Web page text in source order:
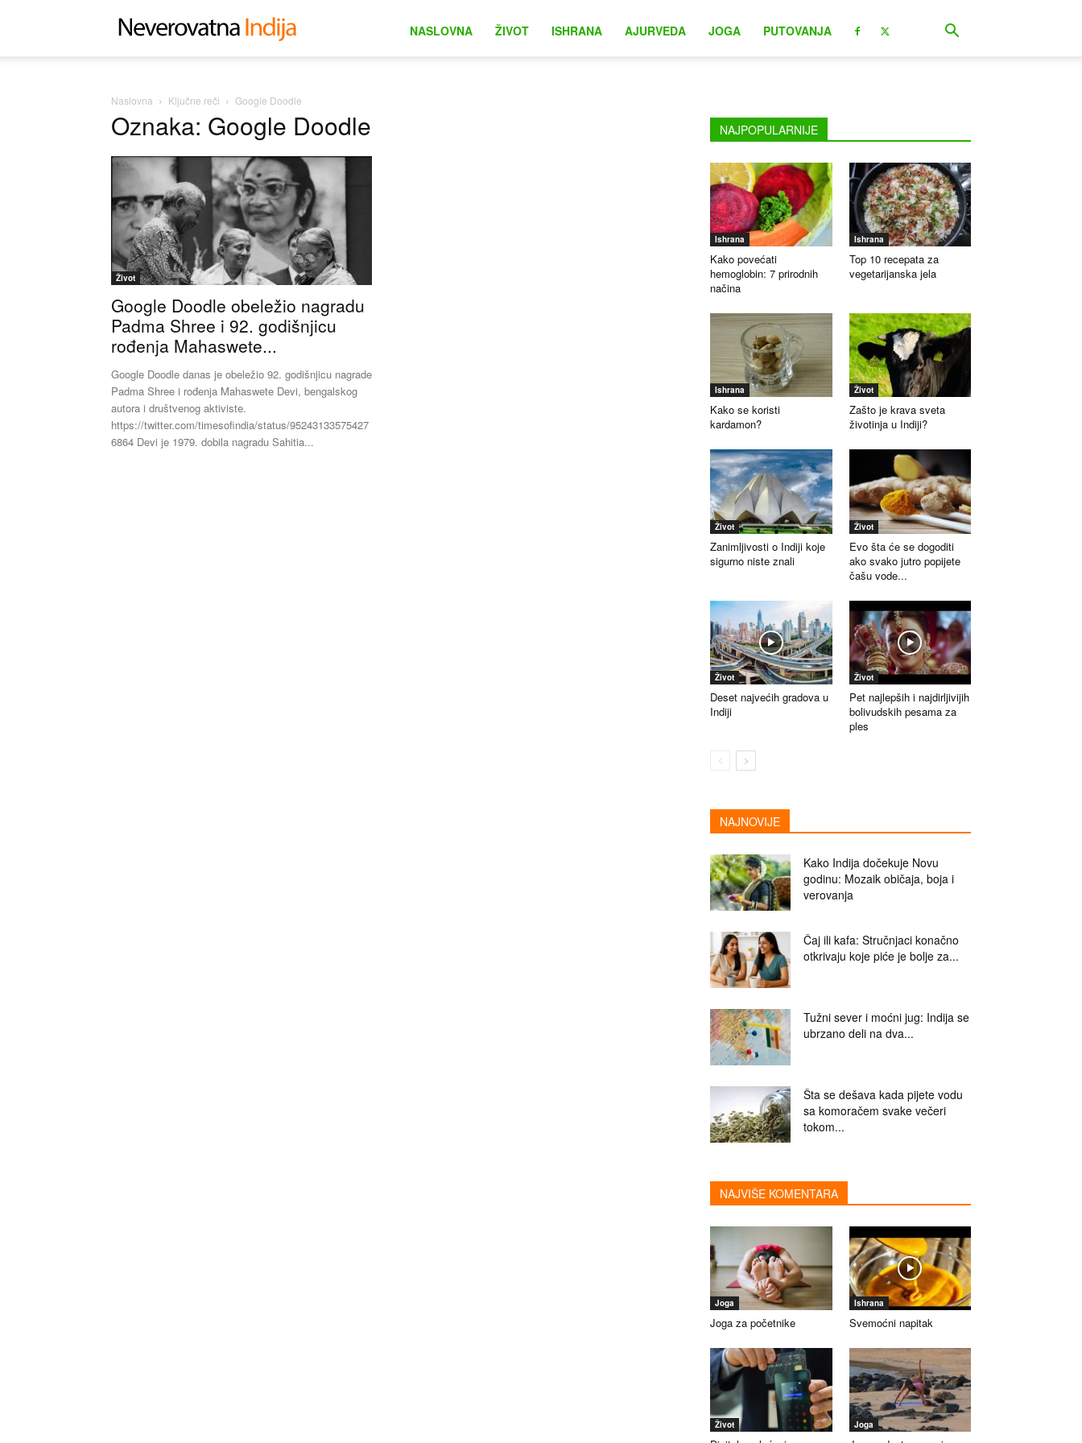
NASLOVNA ŽIVOT ISHRANA AJURVEDA JOGA PUTOVANJA
Naslovna Ključne reči Google Doodle
Oznaka: Google Doodle
Život
Google Doodle obeležio nagradu
Padma Shree i 92. godišnjicu
rođenja Mahaswete...
Google Doodle danas je obeležio 92. godišnjicu nagrade
Padma Shree i rođenja Mahaswete Devi, bengalskog
autora i društvenog aktiviste.
https://twitter.com/timesofindia/status/95243133575427
6864 Devi je 1979. dobila nagradu Sahitia...
NAJPOPULARNIJE
Ishrana
Kako povećati
hemoglobin: 7 prirodnih
načina
Ishrana
Top 10 recepata za
vegetarijanska jela
Ishrana
Kako se koristi
kardamon?
Život
Zašto je krava sveta
životinja u Indiji?
Život
Zanimljivosti o Indiji koje
sigurno niste znali
Život
Evo šta će se dogoditi
ako svako jutro popijete
čašu vode...
Život
Deset najvećih gradova u
Indiji
Život
Pet najlepših i najdirljivijih
bolivudskih pesama za
ples
NAJNOVIJE
Kako Indija dočekuje Novu
godinu: Mozaik običaja, boja i
verovanja
Čaj ili kafa: Stručnjaci konačno
otkrivaju koje piće je bolje za...
Tužni sever i moćni jug: Indija se
ubrzano deli na dva...
Šta se dešava kada pijete vodu
sa komoračem svake večeri
tokom...
NAJVIŠE KOMENTARA
Joga
Joga za početnike
Ishrana
Svemoćni napitak
Život Joga